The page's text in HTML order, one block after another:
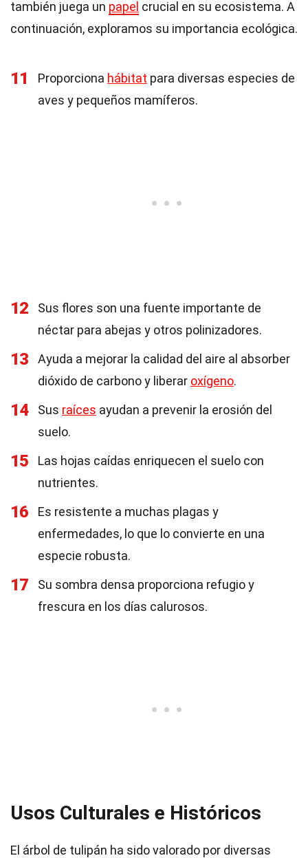
también juega un papel crucial en su ecosistema. A
continuación, exploramos su importancia ecológica.
11 Proporciona hábitat para diversas especies de
aves y pequeños mamíferos.
12
Sus flores son una fuente importante de
néctar para abejas y otros polinizadores.
13
Ayuda a mejorar la calidad del aire al absorber
dióxido de carbono y liberar oxígeno.
14 Sus raíces ayudan a prevenir la erosión del
suelo.
15
Las hojas caídas enriquecen el suelo con
nutrientes.
16
Es resistente a muchas plagas y
enfermedades, lo que lo convierte en una
especie robusta.
17
Su sombra densa proporciona refugio y
frescura en los días calurosos.
Usos Culturales e Históricos
El árbol de tulipán ha sido valorado por diversas